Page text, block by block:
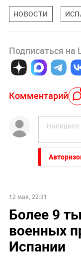
НОВОСТИ
Подписаться на
Комментарий
12 мая, 22:31
Более 9
военных
Испании